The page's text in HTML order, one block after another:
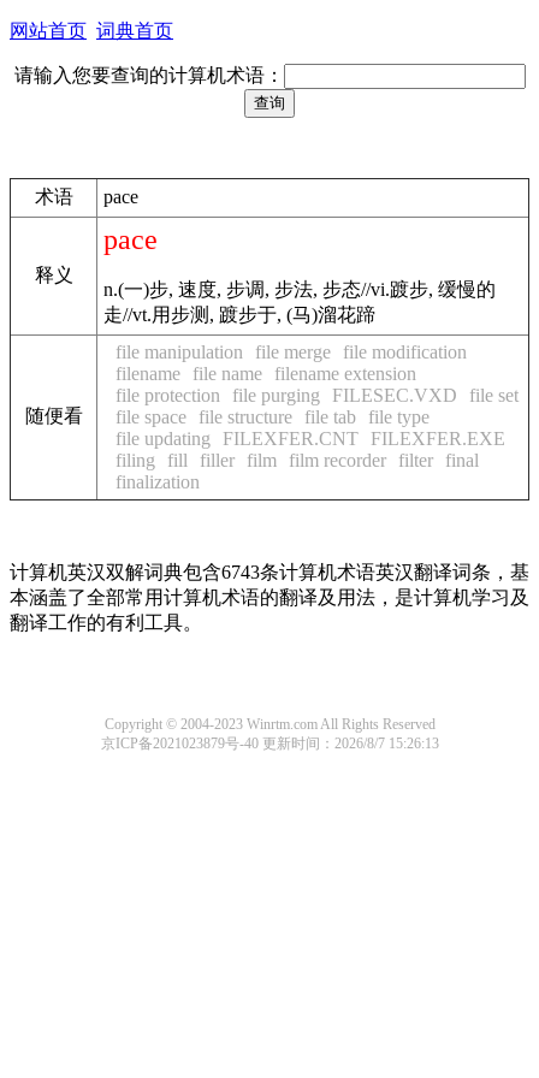
网站首页 词典首页
请输入您要查询的计算机术语：
术语 pace
释义
pace
n.(一)步, 速度, 步调, 步法, 步态//vi.踱步, 缓慢的
走//vt.用步测, 踱步于, (马)溜花蹄
随便看
file manipulation file merge
file modification
filename
file name
filename extension
file protection
file purging FILESEC.VXD
file set
file space
file structure file tab
file type
file updating
FILEXFER.CNT
FILEXFER.EXE
filing
fill filler film film recorder filter
final
finalization
计算机英汉双解词典包含6743条计算机术语英汉翻译词条，基
本涵盖了全部常用计算机术语的翻译及用法，是计算机学习及
翻译工作的有利工具。
Copyright © 2004-2023 Winrtm.com All Rights Reserved
京ICP备2021023879号-40 更新时间：2026/8/7 15:26:13